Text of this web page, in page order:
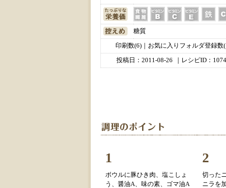
糖質
印刷数(6)｜お気に入りフォルダ登録数
投稿日： 2011-08-26 ｜レシピID：
1
ボウルに豚ひき肉、塩こしょ
う、醤油A、味の素、ゴマ油A
2
切った
ニラを